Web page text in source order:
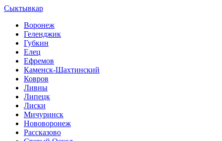
Сыктывкар
Воронеж
Геленджик
Губкин
Елец
Ефремов
Каменск-Шахтинский
Ковров
Ливны
Липецк
Лиски
Мичуринск
Нововоронеж
Рассказово